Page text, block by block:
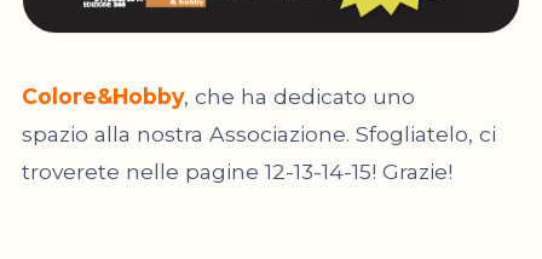
Colore&Hobby, che ha dedicato uno
spazio alla nostra Associazione. Sfogliatelo, ci
troverete nelle pagine 12-13-14-15! Grazie!